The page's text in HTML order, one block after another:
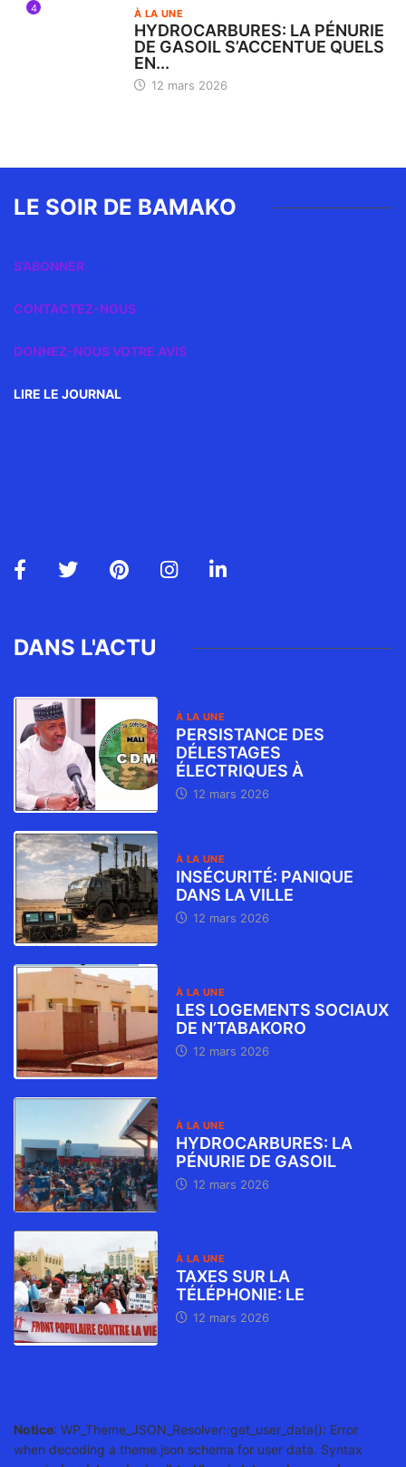
4 À LA UNE
HYDROCARBURES: LA PÉNURIE
DE GASOIL S’ACCENTUE QUELS
EN...
12 mars 2026
LE SOIR DE BAMAKO
S’ABONNER
CONTACTEZ-NOUS
DONNEZ-NOUS VOTRE AVIS
LIRE LE JOURNAL
DANS L'ACTU
À LA UNE
PERSISTANCE DES
DÉLESTAGES
ÉLECTRIQUES À
12 mars 2026
À LA UNE
INSÉCURITÉ: PANIQUE
DANS LA VILLE
12 mars 2026
À LA UNE
LES LOGEMENTS SOCIAUX
DE N’TABAKORO
12 mars 2026
À LA UNE
HYDROCARBURES: LA
PÉNURIE DE GASOIL
12 mars 2026
À LA UNE
TAXES SUR LA
TÉLÉPHONIE: LE
12 mars 2026
Notice: WP_Theme_JSON_Resolver::get_user_data(): Error
when decoding a theme.json schema for user data. Syntax